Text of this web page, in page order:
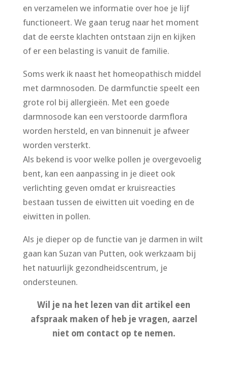
en verzamelen we informatie over hoe je lijf
functioneert. We gaan terug naar het moment
dat de eerste klachten ontstaan zijn en kijken
of er een belasting is vanuit de familie.
Soms werk ik naast het homeopathisch middel
met darmnosoden. De darmfunctie speelt een
grote rol bij allergieën. Met een goede
darmnosode kan een verstoorde darmflora
worden hersteld, en van binnenuit je afweer
worden versterkt.
Als bekend is voor welke pollen je overgevoelig
bent, kan een aanpassing in je dieet ook
verlichting geven omdat er kruisreacties
bestaan tussen de eiwitten uit voeding en de
eiwitten in pollen.
Als je dieper op de functie van je darmen in wilt
gaan kan Suzan van Putten, ook werkzaam bij
het natuurlijk gezondheidscentrum, je
ondersteunen.
Wil je na het lezen van dit artikel een
afspraak maken of heb je vragen, aarzel
niet om contact op te nemen.